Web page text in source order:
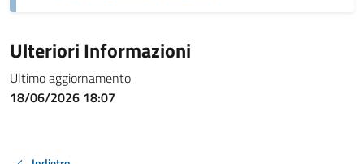
Ulteriori Informazioni
Ultimo aggiornamento
18/06/2026 18:07